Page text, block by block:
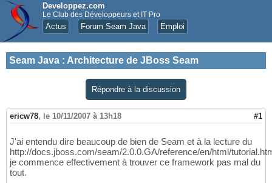
Developpez.com
Le Club des Développeurs et IT Pro
Actus Forum Seam Java Emploi
Seam Java : Architecture de JBoss Seam
Répondre à la discussion
ericw78, le 10/11/2007 à 13h18 #1
J'ai entendu dire beaucoup de bien de Seam et à la lecture du
http://docs.jboss.com/seam/2.0.0.GA/reference/en/html/
je commence effectivement à trouver ce framework pas mal du
tout.